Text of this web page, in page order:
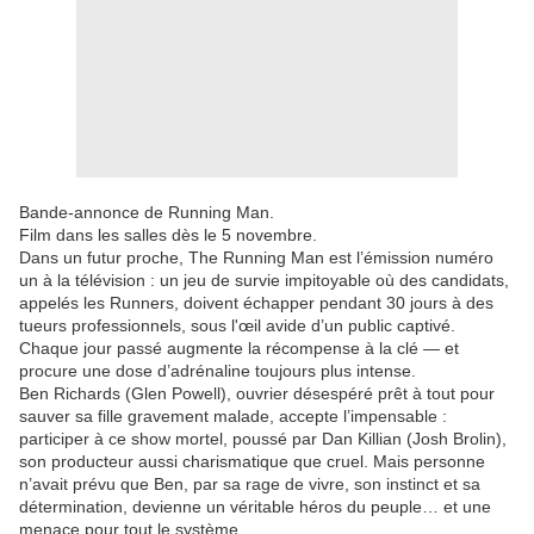
Bande-annonce de Running Man.
Film dans les salles dès le 5 novembre.
Dans un futur proche, The Running Man est l’émission numéro
un à la télévision : un jeu de survie impitoyable où des candidats,
appelés les Runners, doivent échapper pendant 30 jours à des
tueurs professionnels, sous l'œil avide d’un public captivé.
Chaque jour passé augmente la récompense à la clé — et
procure une dose d’adrénaline toujours plus intense.
Ben Richards (Glen Powell), ouvrier désespéré prêt à tout pour
sauver sa fille gravement malade, accepte l’impensable :
participer à ce show mortel, poussé par Dan Killian (Josh Brolin),
son producteur aussi charismatique que cruel. Mais personne
n’avait prévu que Ben, par sa rage de vivre, son instinct et sa
détermination, devienne un véritable héros du peuple… et une
menace pour tout le système.